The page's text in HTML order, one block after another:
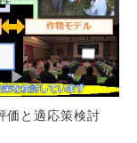
価と適応策検討